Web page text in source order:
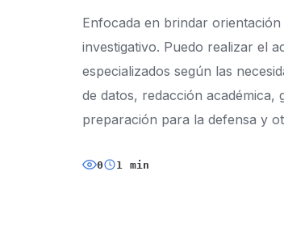
Enfocada en brindar
investigativo. Puedo realizar el
especializados según las
de datos, redacción académica,
preparación para la defensa y
0 1 min